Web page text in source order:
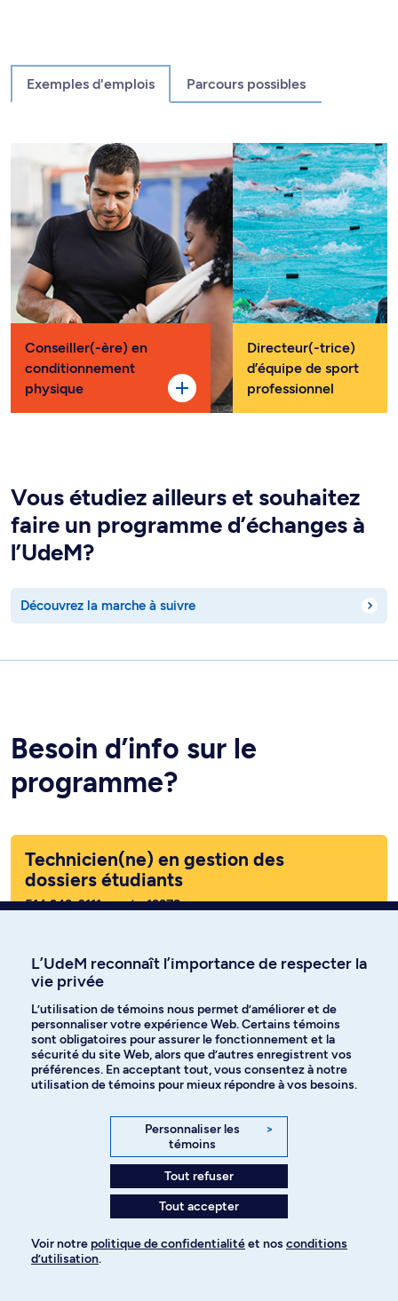
Exemples d'emplois Parcours possibles
Conseiller(-ère) en
conditionnement
physique
Directeur(-trice)
d’équipe de sport
professionnel
Vous étudiez ailleurs et souhaitez
faire un programme d’échanges à
l’UdeM?
Découvrez la marche à suivre
Besoin d’info sur le
programme?
Technicien(ne) en gestion des
dossiers étudiants
514 343-6111, poste 13379
Voir les détails donnés par la
Faculté des sciences de
l'éducation
Centre de formation initiale des
Faculté des sciences de
l'éducation
L’UdeM reconnaît l’importance de respecter la
vie privée
L’utilisation de témoins nous permet d’améliorer et de
personnaliser votre expérience Web. Certains témoins
sont obligatoires pour assurer le fonctionnement et la
sécurité du site Web, alors que d’autres enregistrent vos
préférences. En acceptant tout, vous consentez à notre
utilisation de témoins pour mieux répondre à vos besoins.
Personnaliser les
témoins
>
Tout refuser
Tout accepter
Voir notre politique de confidentialitéet nos conditions
d’utilisation.